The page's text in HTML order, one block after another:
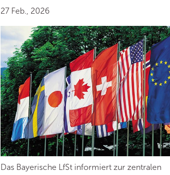
27 Feb., 2026
Das Bayerische LfSt informiert zur zentralen